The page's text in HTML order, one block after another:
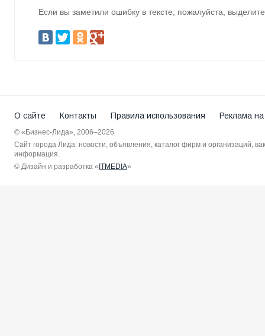
Если вы заметили ошибку в тексте, пожалуйста,
О сайте Контакты Правила использования Реклама
© «Бизнес-Лида», 2006–2026
Сайт города Лида: новости, объявления, каталог фирм и организаций,
информация.
© Дизайн и разработка «ITMEDIA»